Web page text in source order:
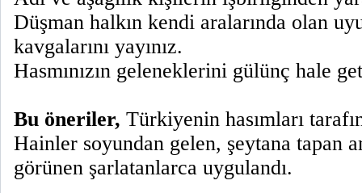
Düşman halkın kendi aralarında olan
kavgalarını yayınız.
Hasmınızın geleneklerini gülünç hale
Bu öneriler, Türkiyenin hasımları
Hainler soyundan gelen, şeytana tapan
görünen şarlatanlarca uygulandı.